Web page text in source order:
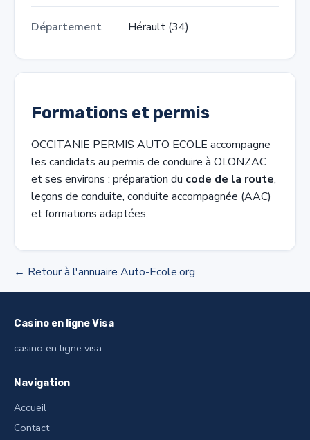
Département Hérault (34)
Formations et permis
OCCITANIE PERMIS AUTO ECOLE accompagne
les candidats au permis de conduire à OLONZAC
et ses environs : préparation du code de la route,
leçons de conduite, conduite accompagnée (AAC)
et formations adaptées.
← Retour à l'annuaire Auto-Ecole.org
Casino en ligne Visa
casino en ligne visa
Navigation
Accueil
Contact